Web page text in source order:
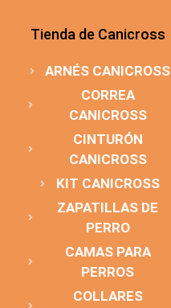
Tienda de Canicross
ARNÉS CANICROSS
CORREA
CANICROSS
CINTURÓN
CANICROSS
KIT CANICROSS
ZAPATILLAS DE
PERRO
CAMAS PARA
PERROS
COLLARES